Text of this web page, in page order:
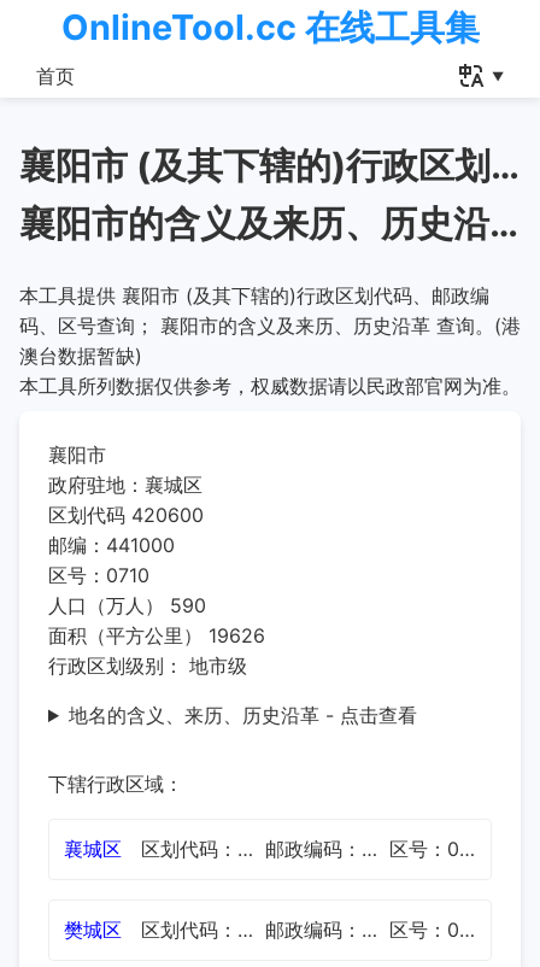
OnlineTool.cc 在线工具集
首页
襄阳市 (及其下辖的)行政区划代码、邮政编码、区号查询
襄阳市的含义及来历、历史沿革
本工具提供 襄阳市 (及其下辖的)行政区划代码、邮政编
码、区号查询； 襄阳市的含义及来历、历史沿革 查询。(港
澳台数据暂缺)
本工具所列数据仅供参考，权威数据请以民政部官网为准。
襄阳市
政府驻地：襄城区
区划代码 420600
邮编：441000
区号：0710
人口（万人） 590
面积（平方公里） 19626
行政区划级别： 地市级
地名的含义、来历、历史沿革 - 点击查看
下辖行政区域：
襄城区 区划代码：420602 邮政编码：441021 区号：0710
樊城区 区划代码：420606 邮政编码：441002 区号：0710